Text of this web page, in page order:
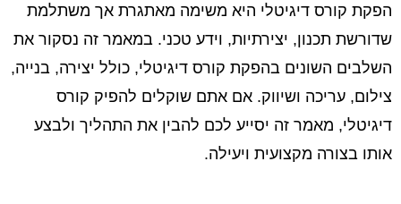
הפקת קורס דיגיטלי היא משימה מאתגרת אך משתלמת
שדורשת תכנון, יצירתיות, וידע טכני. במאמר זה נסקור את
השלבים השונים בהפקת קורס דיגיטלי, כולל יצירה, בנייה,
צילום, עריכה ושיווק. אם אתם שוקלים להפיק קורס
דיגיטלי, מאמר זה יסייע לכם להבין את התהליך ולבצע
אותו בצורה מקצועית ויעילה.